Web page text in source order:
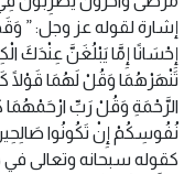
إشارة لقوله عز وجل: ”
إِحْسَانًا إِمَّا يَبْلُغَنَّ عِنْدَكَ
نُفُوسِكُمْ إِنْ تَكُونُوا صَالِحِينَ
كقوله سبحانه وتعالى في